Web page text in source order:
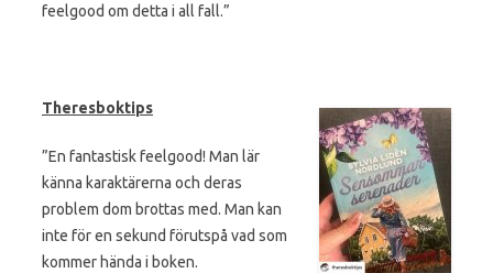
feelgood om detta i all fall.”
Theresboktips
”En fantastisk feelgood! Man lär
känna karaktärerna och deras
problem dom brottas med. Man kan
inte för en sekund förutspå vad som
kommer hända i boken.